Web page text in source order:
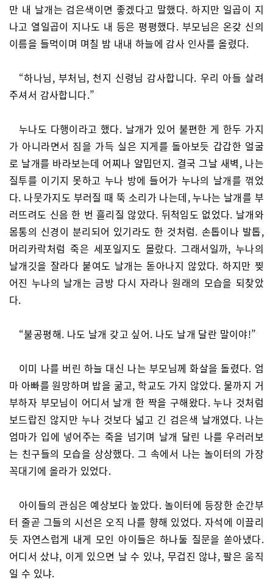
만 내 날개는 검은색이면 좋겠다고 말했다. 하지만 일곱이 지
나고 열일곱이 지나도 내 등은 평평했다. 부모님은 온갖 신의
이름을 들먹이며 며칠 밤 내내 하늘에 감사 인사를 올렸다.
“하나님, 부처님, 천지 신령님 감사합니다. 우리 아들 살려
주셔서 감사합니다.”
누나도 다행이라고 했다. 날개가 있어 불편한 게 한두 가지
가 아니라면서 짐을 가득 실은 지게를 돌아보듯 갑갑한 얼굴
로 날개를 바라보는데 어찌나 얄밉던지. 결국 그날 새벽, 나는
질투를 이기지 못하고 누나 방에 들어가 누나의 날개를 꺾었
다. 나뭇가지도 부러질 때 뚝 소리가 나는데, 누나는 날개를 부
러뜨려도 신음 한 번 흘리질 않았다. 뒤척임도 없었다. 날개와
몸통의 신경이 분리되어 있기라도 한 것처럼. 손톱이나 발톱,
머리카락처럼 죽은 세포일지도 몰랐다. 그래서일까, 누나의
날개깃을 잘라다 붙여도 날개는 돋아나지 않았다. 하지만 찢
어진 누나의 날개는 금방 다시 자라나 원래의 모습을 되찾았
다.
“불공평해. 나도 날개 갖고 싶어. 나도 날개 달란 말이야!”
이미 나를 버린 하늘 대신 나는 부모님께 화살을 돌렸다. 엄
마 아빠를 원망하며 밥을 굶고, 학교도 가지 않았다. 물까지 거
부하자 부모님이 어디서 날개 한 짝을 구해왔다. 누나 것처럼
보드랍진 않지만 누나 것보다 넓고 긴 검은색 날개였다. 나는
엄마가 입에 넣어주는 죽을 넘기며 날개 달린 나를 우러러보
는 친구들의 모습을 상상했다. 그 속에서 나는 놀이터의 가장
꼭대기에 올라가 있었다.
아이들의 관심은 예상보다 높았다. 놀이터에 등장한 순간부
터 줄곧 그들의 시선은 오직 나를 향해 있었다. 자석에 이끌리
듯 자연스럽게 내게 모인 아이들은 하나둘 질문을 쏟아냈다.
어디서 샀냐, 이게 있으면 날 수 있냐, 무겁진 않냐, 팔은 움직
일 수 있냐.